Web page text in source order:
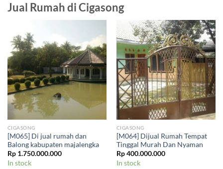
Jual Rumah di Cigasong
CIGASONG
[M065] Di jual rumah dan
Balong kabupaten majalengka
Rp1.750.000.000
In stock
CIGASONG
[M064] Dijual Rumah Tempat
Tinggal Murah Dan Nyaman
Rp400.000.000
In stock